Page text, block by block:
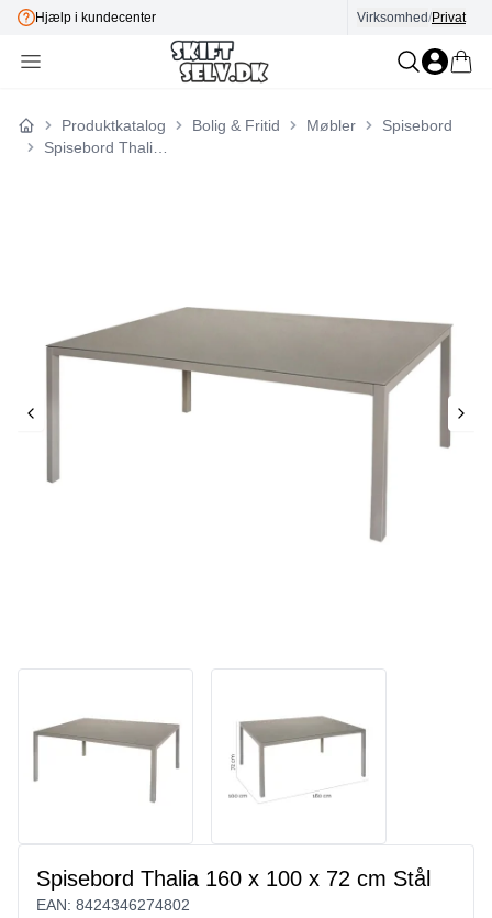
Hjælp i kundecenter E-mærket
Virksomhed/Privat
Forside
Produktkatalog Bolig & Fritid Møbler
Spisebord
Spisebord Thalia 160 x 100 x 72 cm Stål
EAN: 8424346274802